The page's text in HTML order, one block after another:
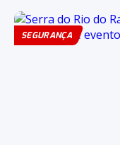
SEGURANÇA